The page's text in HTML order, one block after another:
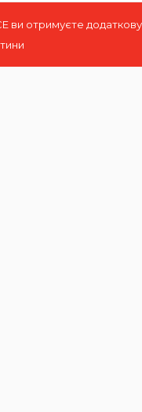
ви отримуєте додаткову